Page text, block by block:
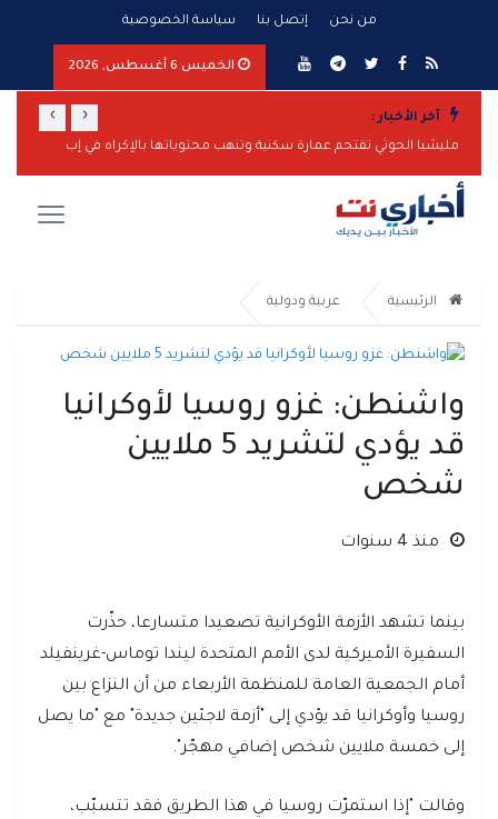
من نحن إتصل بنا سياسة الخصوصية
الخميس 6 أغسطس, 2026
آخر الأخبار :
مليشيا الحوثي تقتحم عمارة سكنية وتنهب محتوياتها بالإكراه في إب
‹
›
الرئيسية عربية ودولية
واشنطن: غزو روسيا لأوكرانيا
قد يؤدي لتشريد 5 ملايين
شخص
منذ 4 سنوات
بينما تشهد الأزمة الأوكرانية تصعيدا متسارعا، حذّرت
السفيرة الأميركية لدى الأمم المتحدة ليندا توماس-غرينفيلد
أمام الجمعية العامة للمنظمة الأربعاء من أن النزاع بين
روسيا وأوكرانيا قد يؤدي إلى "أزمة لاجئين جديدة" مع "ما يصل
إلى خمسة ملايين شخص إضافي مهجّر".
وقالت "إذا استمرّت روسيا في هذا الطريق فقد تتسبّب،